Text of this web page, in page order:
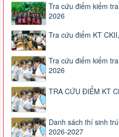
Tra cứu điểm kiểm
2026
Tra cứu điểm KT
Tra cứu điểm kiểm
2026
TRA CỨU ĐIỂM KT
Danh sách thí sinh
2026-2027